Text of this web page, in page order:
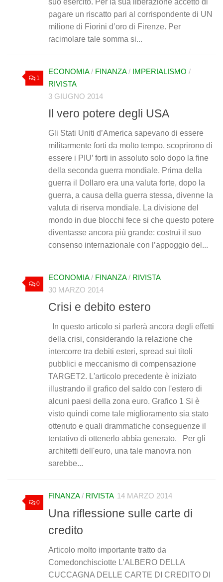
pagare un riscatto pari al corrispondente di UN
milione di Fiorini d’oro di Firenze. Per
racimolare tale somma si...
1
ECONOMIA/ FINANZA/ IMPERIALISMO /
RIVISTA
3 GIUGNO 2014
Il vero potere degli USA
Gli Stati Uniti d’America sapevano di essere
militarmente forti da molto tempo, scoprirono di
essere i PIU’ forti in assoluto solo dopo la fine
della seconda guerra mondiale. Prima della
guerra il Dollaro era una valuta forte, dopo la
guerra, a causa della guerra stessa, divenne la
valuta di riserva mondiale. La divisione del
mondo in due blocchi fece si che questo potere
diventasse ancora più grande: costruì il suo
consenso internazionale con l’appoggio del...
0
ECONOMIA/ FINANZA/ RIVISTA
30 MARZO 2014
Crisi e debito estero
In questo articolo si parlerà ancora degli effetti
della crisi, considerando la relazione che
intercorre tra debiti esteri, spread sui titoli
pubblici e meccanismo di compensazione
TARGET2. L'articolo precedente è iniziato
illustrando il grafico del saldo con l'estero di
alcuni paesi della zona euro. Grafico 1 Si è
visto quindi come tale miglioramento sia stato
ottenuto e quali drammatiche conseguenze il
tentativo di ottenerlo abbia generato. Per gli
architetti dell'euro, una tale manovra non
sarebbe...
0
FINANZA/ RIVISTA 14 MARZO 2014
Una riflessione sulle carte di
credito
Articolo molto importante tratto da
Comedonchisciotte L’ALBERO DELLA
CUCCAGNA DELLE CARTE DI CREDITO DI